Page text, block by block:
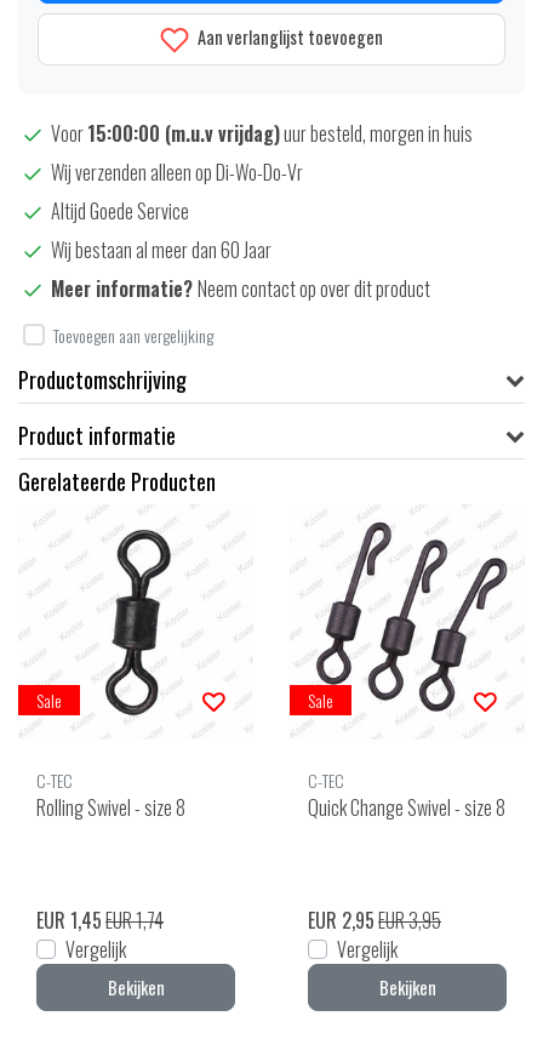
Aan verlanglijst toevoegen
Voor15:00:00 (m.u.v vrijdag)uur besteld, morgen in huis
Wij verzenden alleen op Di-Wo-Do-Vr
Altijd Goede Service
Wij bestaan al meer dan 60 Jaar
Meer informatie?Neem contact op over dit product
Toevoegen aan vergelijking
Productomschrijving
Product informatie
Gerelateerde Producten
Sale
C-TEC
Rolling Swivel - size 8
EUR 1,45EUR 1,74
Vergelijk
Bekijken
Sale
C-TEC
Quick Change Swivel - size 8
EUR 2,95EUR 3,95
Vergelijk
Bekijken